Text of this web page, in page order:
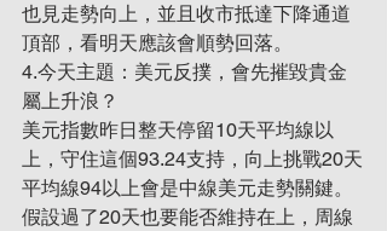
也見走勢向上，並且收市抵達下降通道
頂部，看明天應該會順勢回落。
4.今天主題：美元反撲，會先摧毀貴金
屬上升浪？
美元指數昨日整天停留10天平均線以
上，守住這個93.24支持，向上挑戰20天
平均線94以上會是中線美元走勢關鍵。
假設過了20天也要能否維持在上，周線